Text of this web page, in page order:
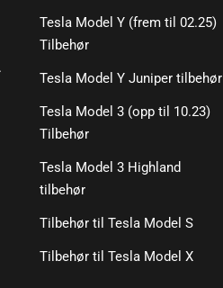
Tesla Model Y (frem til 02.25)
Tilbehør
Tesla Model Y Juniper tilbehør
Tesla Model 3 (opp til 10.23)
Tilbehør
Tesla Model 3 Highland
tilbehør
Tilbehør til Tesla Model S
Tilbehør til Tesla Model X